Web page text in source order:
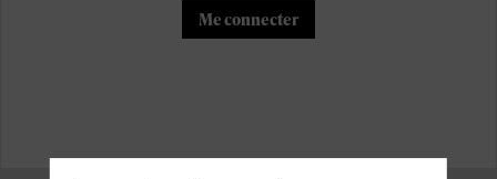
Me connecter